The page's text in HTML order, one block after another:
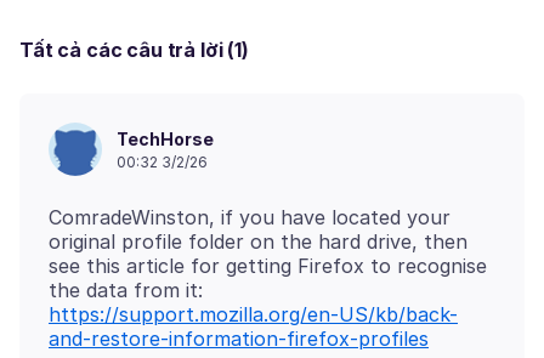
Tất cả các câu trả lời (1)
TechHorse
00:32 3/2/26
ComradeWinston, if you have located your
original profile folder on the hard drive, then
see this article for getting Firefox to recognise
https://support.mozilla.org/en-US/kb/back-
and-restore-information-firefox-profiles